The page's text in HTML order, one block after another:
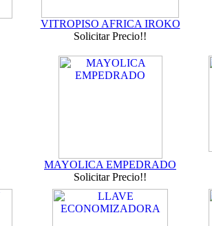
VITROPISO AFRICA IROKO
Solicitar Precio!!
MAYOLICA EMPEDRADO
Solicitar Precio!!